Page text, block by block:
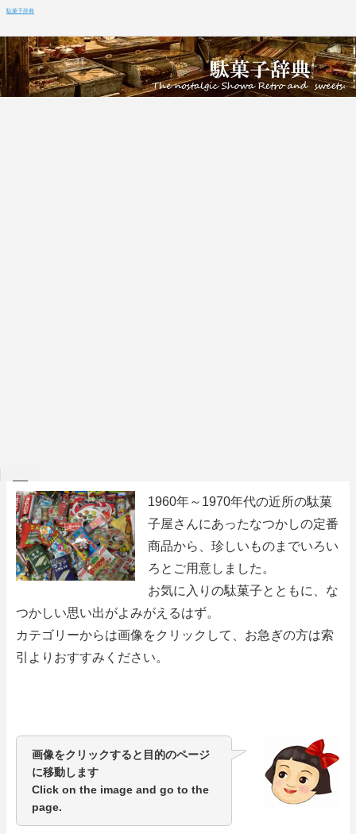
駄菓子辞典
索引
1960年～1970年代の近所の駄菓
子屋さんにあったなつかしの定番
商品から、珍しいものまでいろい
ろとご用意しました。
お気に入りの駄菓子とともに、な
つかしい思い出がよみがえるはず。
カテゴリーからは画像をクリックして、お急ぎの方は索
引よりおすすみください。
画像をクリックすると目的のページ
に移動します
Click on the image and go to the
page.